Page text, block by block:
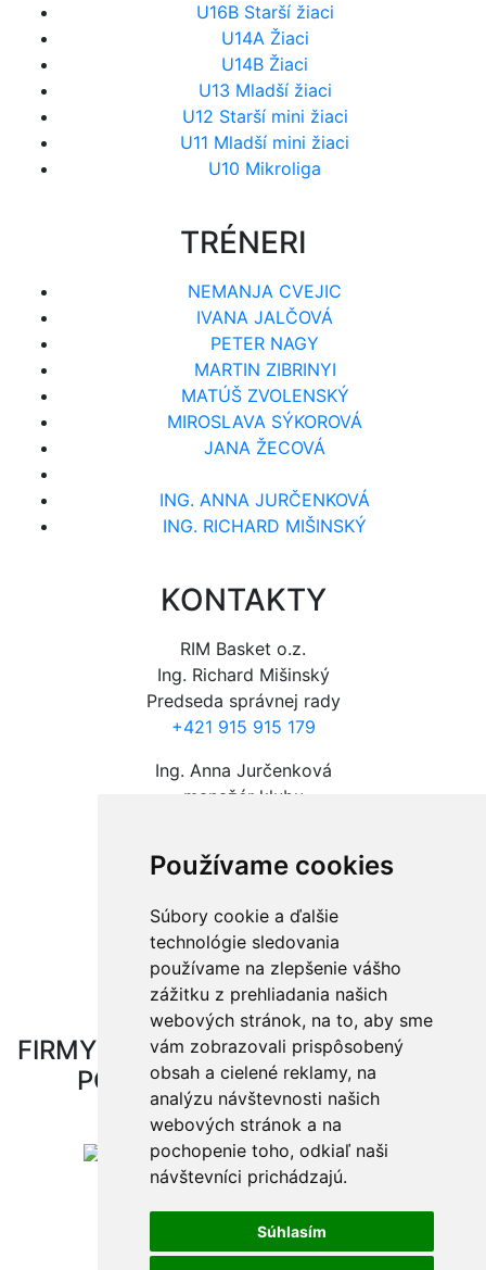
Používame cookies
Súbory cookie a ďalšie
technológie sledovania
používame na zlepšenie vášho
zážitku z prehliadania našich
webových stránok, na to, aby sme
vám zobrazovali prispôsobený
obsah a cielené reklamy, na
analýzu návštevnosti našich
webových stránok a na
pochopenie toho, odkiaľ naši
návštevníci prichádzajú.
Súhlasím
U16B Starší žiaci
U14A Žiaci
U14B Žiaci
U13 Mladší žiaci
U12 Starší mini žiaci
U11 Mladší mini žiaci
U10 Mikroliga
TRÉNERI
NEMANJA CVEJIC
IVANA JALČOVÁ
PETER NAGY
MARTIN ZIBRINYI
MATÚŠ ZVOLENSKÝ
MIROSLAVA SÝKOROVÁ
JANA ŽECOVÁ
ING. ANNA JURČENKOVÁ
ING. RICHARD MIŠINSKÝ
KONTAKTY
RIM Basket o.z.
Ing. Richard Mišinský
Predseda správnej rady
+421 915 915 179
Ing. Anna Jurčenková
manažér klubu
GDPR|Cookies|Kódex Klubu
webdesign | webex.digital
FIRMY A ORGANIZÁCIE, KTORÉ NÁM
POMÁHAJÚ Generálni partneri
Partneri